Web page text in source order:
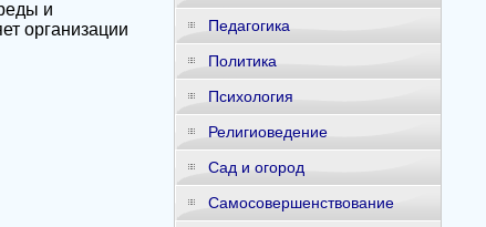
и
организации
Педагогика
Политика
Психология
Религиоведение
Сад и огород
Самосовершенствование